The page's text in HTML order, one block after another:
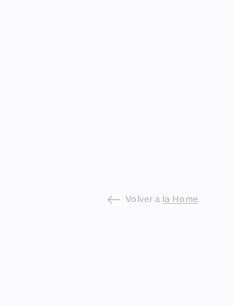
Volver a la Home